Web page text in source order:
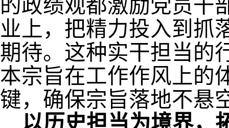
的政绩观都激励党员干
业上，把精力投入到抓
期待。这种实干担当的
本宗旨在工作作风上的
键，确保宗旨落地不悬